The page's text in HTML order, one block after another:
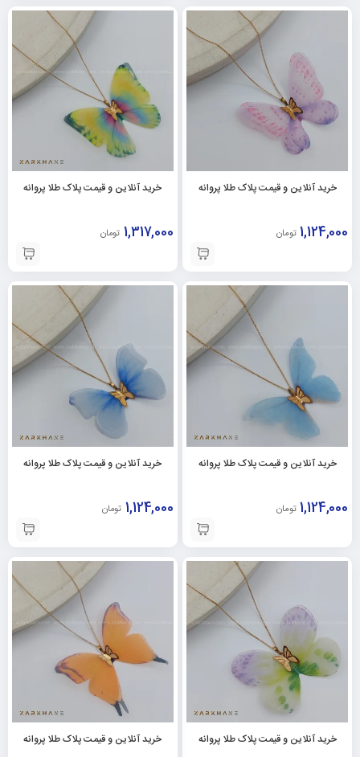
خرید آنلاین و قیمت پلاک طلا پروانه
1,124,000 تومان
خرید آنلاین و قیمت پلاک طلا پروانه
1,317,000 تومان
خرید آنلاین و قیمت پلاک طلا پروانه
1,124,000 تومان
خرید آنلاین و قیمت پلاک طلا پروانه
1,124,000 تومان
خرید آنلاین و قیمت پلاک طلا پروانه خرید آنلاین و قیمت پلاک طلا پروانه